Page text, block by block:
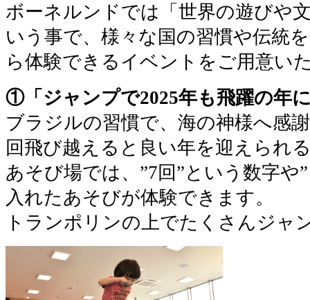
ボーネルンドでは「世界の遊びや
いう事で、様々な国の習慣や伝統
ら体験できるイベントをご用意い
①「ジャンプで2025年も飛躍の年
ブラジルの習慣で、海の神様へ感
回飛び越えると良い年を迎えられ
あそび場では、”7回”という数字や
入れたあそびが体験できます。
トランポリンの上でたくさんジャ